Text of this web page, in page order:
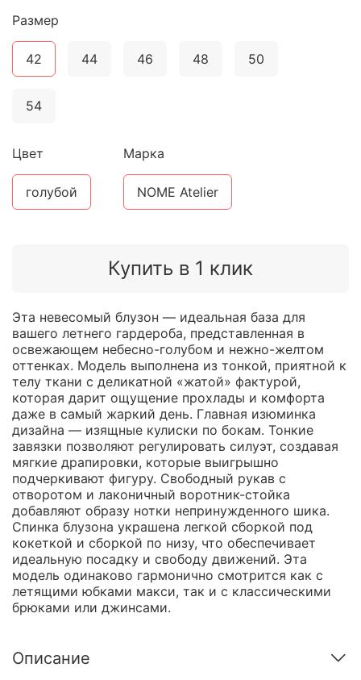
Купить в 1 клик
Размер
42 44 46 48 50
54
Цвет
голубой
Марка
NOME Atelier
Эта невесомый блузон — идеальная база для
вашего летнего гардероба, представленная в
освежающем небесно-голубом и нежно-желтом
оттенках. Модель выполнена из тонкой, приятной к
телу ткани с деликатной «жатой» фактурой,
которая дарит ощущение прохлады и комфорта
даже в самый жаркий день. Главная изюминка
дизайна — изящные кулиски по бокам. Тонкие
завязки позволяют регулировать силуэт, создавая
мягкие драпировки, которые выигрышно
подчеркивают фигуру. Свободный рукав с
отворотом и лаконичный воротник-стойка
добавляют образу нотки непринужденного шика.
Спинка блузона украшена легкой сборкой под
кокеткой и сборкой по низу, что обеспечивает
идеальную посадку и свободу движений. Эта
модель одинаково гармонично смотрится как с
летящими юбками макси, так и с классическими
брюками или джинсами.
Описание